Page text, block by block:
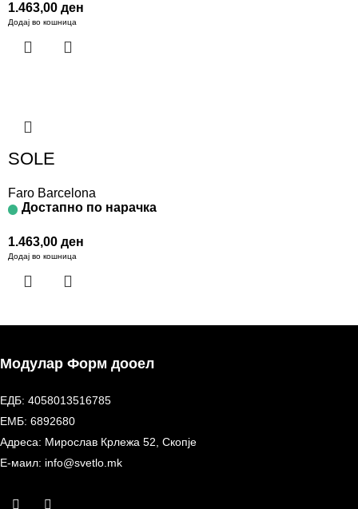
1.463,00 ден
Додај во кошница
SOLE
Faro Barcelona
Достапно по нарачка
1.463,00 ден
Додај во кошница
Модулар Форм дооел
ЕДБ: 4058013516785
ЕМБ: 6892680
Адреса: Мирослав Крлежа 52, Скопје
Е-маил: info@svetlo.mk